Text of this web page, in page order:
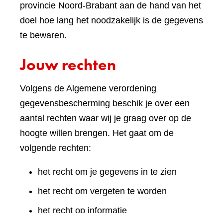
provincie Noord-Brabant aan de hand van het
doel hoe lang het noodzakelijk is de gegevens
te bewaren.
Jouw rechten
Volgens de Algemene verordening
gegevensbescherming beschik je over een
aantal rechten waar wij je graag over op de
hoogte willen brengen. Het gaat om de
volgende rechten:
het recht om je gegevens in te zien
het recht om vergeten te worden
het recht op informatie